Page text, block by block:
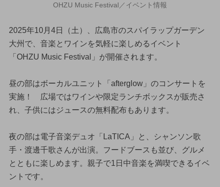
OHZU Music Festival／イベント情報
2025年10月4日（土）、広島市のスパイラップガーデン
大州で、音楽とワインを気軽に楽しめるイベント
「OHZU Music Festival」が開催されます。
昼の部はボーカルユニット「afterglow」のコンサートを
実施！ 広場ではワインや限定ランチボックスが販売さ
れ、子供にはジュースの無料配布もあります。
夜の部は電子音楽デュオ「LaTICA」と、シャンソン歌
手・渡邊千歌さんが出演。フードブースも並び、グルメ
とともに楽しめます。親子で1日中音楽を満喫できるイベ
ントです。